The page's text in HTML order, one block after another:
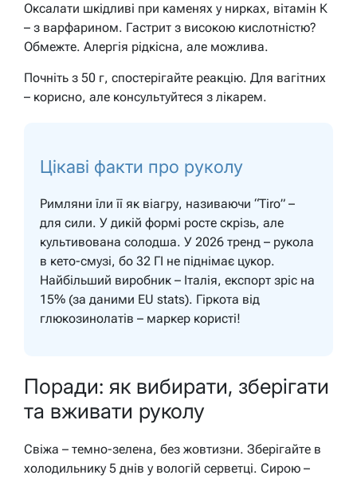
Оксалати шкідливі при каменях у нирках, вітамін К
– з варфарином. Гастрит з високою кислотністю?
Обмежте. Алергія рідкісна, але можлива.
Почніть з 50 г, спостерігайте реакцію. Для вагітних
– корисно, але консультуйтеся з лікарем.
Цікаві факти про руколу
Римляни їли її як віагру, називаючи “Tiro” –
для сили. У дикій формі росте скрізь, але
культивована солодша. У 2026 тренд – рукола
в кето-смузі, бо 32 ГІ не піднімає цукор.
Найбільший виробник – Італія, експорт зріс на
15% (за даними EU stats). Гіркота від
глюкозинолатів – маркер користі!
Поради: як вибирати, зберігати
та вживати руколу
Свіжа – темно-зелена, без жовтизни. Зберігайте в
холодильнику 5 днів у вологій серветці. Сирою –